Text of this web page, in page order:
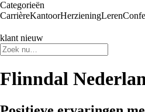
Categorieën
CarrièreKantoorHerzieningLeren
klant nieuw
Flinndal